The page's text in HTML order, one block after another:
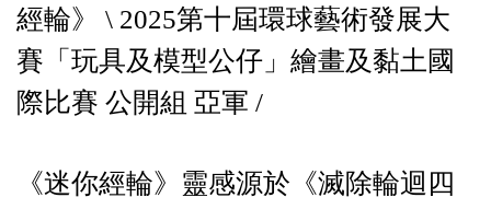
經輪》 \ 2025第十屆環球藝術發展大
賽「玩具及模型公仔」繪畫及黏土國
際比賽 公開組 亞軍 /
《迷你經輪》靈感源於《滅除輪迴四